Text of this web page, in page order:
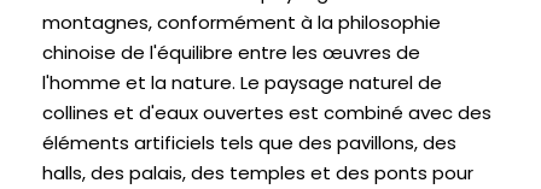
montagnes, conformément à la philosophie
chinoise de l'équilibre entre les œuvres de
l'homme et la nature. Le paysage naturel de
collines et d'eaux ouvertes est combiné avec des
éléments artificiels tels que des pavillons, des
halls, des palais, des temples et des ponts pour